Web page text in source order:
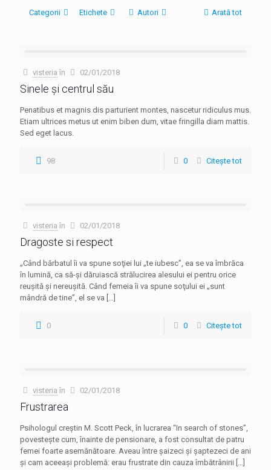
Categorii Etichete Autori Arată tot
visteria în 02/01/2018
Sinele şi centrul său
Penatibus et magnis dis parturient montes, nascetur ridiculus mus.
Etiam ultrices metus ut enim biben dum, vitae fringilla diam mattis.
Sed eget lacus.
98 0 Citește tot
visteria în 02/01/2018
Dragoste si respect
„Când bărbatul îi va spune soţiei lui „te iubesc”, ea se va îmbrăca
în lumină, ca să-şi dăruiască strălucirea alesului ei pentru orice
reuşită şi nereuşită. Când femeia îi va spune soţului ei „sunt
mândră de tine”, el se va […]
0 0 Citește tot
visteria în 02/01/2018
Frustrarea
Psihologul creştin M. Scott Peck, în lucrarea “In search of stones”,
povesteşte cum, înainte de pensionare, a fost consultat de patru
femei foarte asemănătoare. Aveau între şaizeci şi şaptezeci de ani
şi cam aceeaşi problemă: erau frustrate din cauza îmbătrânirii […]